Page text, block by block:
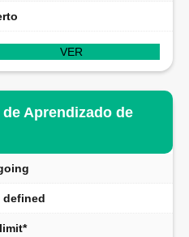
VER
Aprendizado de
defined